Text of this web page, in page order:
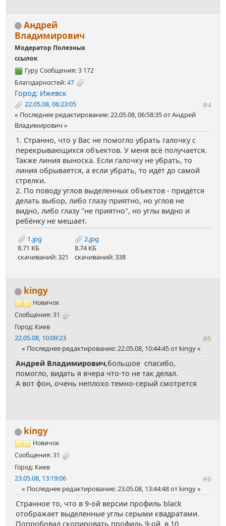
Андрей
Владимирович
Модератор Полезных
ссылок
Гуру Сообщения: 3 172
Благодарностей:47
Город: Ижевск
#4
22.05.08, 06:23:05
Последнее редактирование: 22.05.08, 06:58:35 от Андрей
Владимирович
1. Странно, что у Вас не помогло убрать галочку с
перекрывающихся объектов. У меня всё получается.
Также линия выноска. Если галочку не убрать, то
линия обрывается, а если убрать, то идёт до самой
стрелки.
2. По поводу углов выделенных объектов - придётся
делать выбор, либо глазу приятно, но углов не
видно, либо глазу "не приятно", но углы видно и
ребёнку не мешает.
1.jpg
8.71 КБ
скачиваний: 321
2.jpg
8.74 КБ
скачиваний: 338
kingy
Новичок
Сообщения: 31
Город: Киев
#5
22.05.08, 10:09:23
Последнее редактирование: 22.05.08, 10:44:45 от kingy
Андрей Владимирович,большое спасибо,
помогло, видать я вчера что-то не так делал.
А вот фон, очень неплохо темно-серый смотрется
kingy
Новичок
Сообщения: 31
Город: Киев
#6
23.05.08, 13:19:06
Последнее редактирование: 23.05.08, 13:44:48 от kingy
Странное то, что в 9-ой версии профиль black
отображает выделенные углы серыми квадратами.
Попробовал скопировать профиль 9-ой в 10